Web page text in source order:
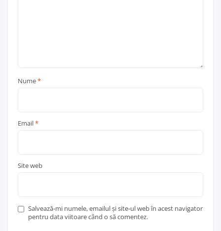
Nume*
Email*
Site web
Salvează-mi numele, emailul și site-ul web în acest navigator
pentru data viitoare când o să comentez.